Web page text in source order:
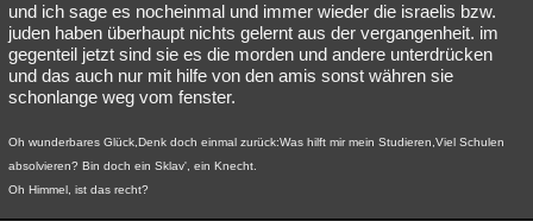
und ich sage es nocheinmal und immer wieder die israelis bzw.
juden haben überhaupt nichts gelernt aus der vergangenheit. im
gegenteil jetzt sind sie es die morden und andere unterdrücken
und das auch nur mit hilfe von den amis sonst währen sie
schonlange weg vom fenster.
Oh wunderbares Glück,Denk doch einmal zurück:Was hilft mir mein Studieren,Viel Schulen
absolvieren? Bin doch ein Sklav', ein Knecht.
Oh Himmel, ist das recht?